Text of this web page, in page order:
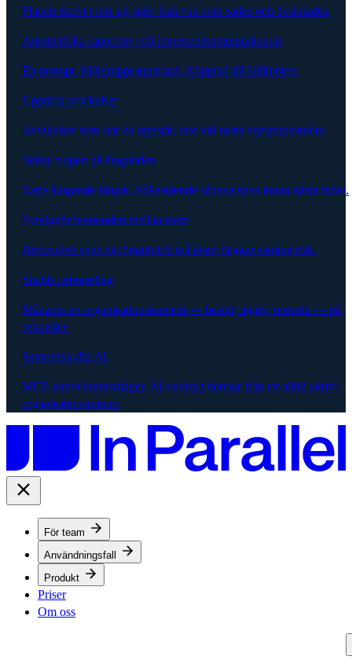
Planen skriver om sig själv från vad som sades och beslutades.
Automatiska rapporter och intressentkommunikation
En prompt. Målgruppsanpassad. Kopplad till källmöten.
Upptäck avvikelser
Avvikelser syns när de uppstår, inte vid nästa styrgruppsmöte.
Stäng loopen på åtaganden
Varje åtagande fångat. Stillastående sådana syns innan nästa möte.
Synliggör beroenden mellan team
Beroenden syns det ögonblick två team flaggar samma risk.
Snabb onboarding
Månader av organisationskontext — beslut, ägare, historik — på
sekunder.
Samordna din AI
MCP-nativt kontextlager. AI-verktyg hämtar från ett alltid aktivt
organisationsminne.
För team
Användningsfall
Produkt
Priser
Om oss